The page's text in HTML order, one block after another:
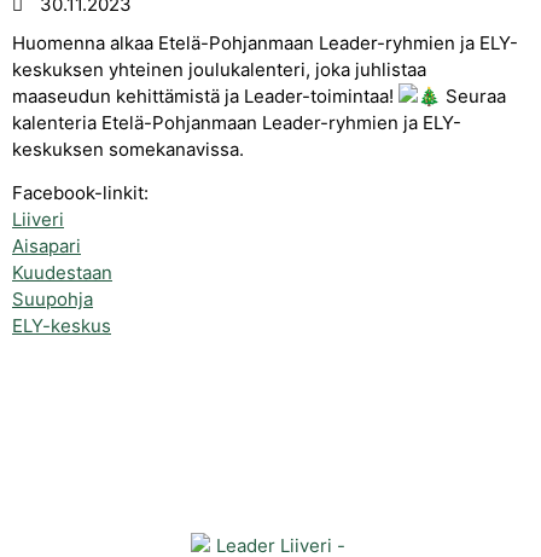
Huomenna alkaa Etelä-Pohjanmaan Leader-ryhmien ja ELY-
keskuksen yhteinen joulukalenteri, joka juhlistaa
maaseudun kehittämistä ja Leader-toimintaa!
Seuraa
kalenteria Etelä-Pohjanmaan Leader-ryhmien ja ELY-
keskuksen somekanavissa.
Facebook-linkit:
Liiveri
Aisapari
Kuudestaan
Suupohja
ELY-keskus